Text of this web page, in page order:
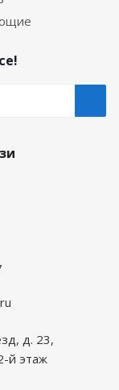
д. 23,
й этаж